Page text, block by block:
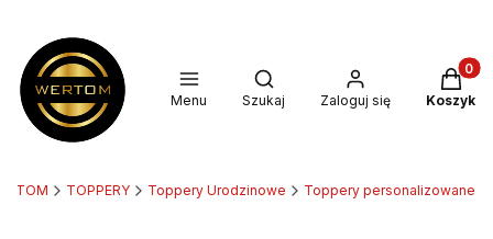
Menu
Otwórz wyszukiwarkę
Szukaj Zaloguj się Koszyk
TOPPERY Toppery Urodzinowe Toppery personalizowane